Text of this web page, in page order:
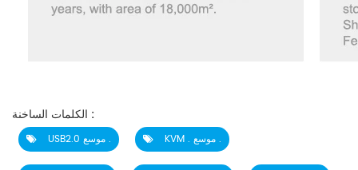
الكلمات الساخنة :
USB2.0 موسع . KVM . موسع .